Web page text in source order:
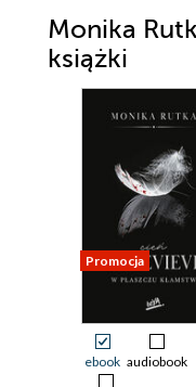
Monika
książki
Promocja
ebook audiobook